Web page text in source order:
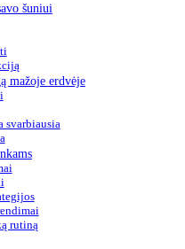
šuniui
mažoje erdvėje
svarbiausia
rutiną